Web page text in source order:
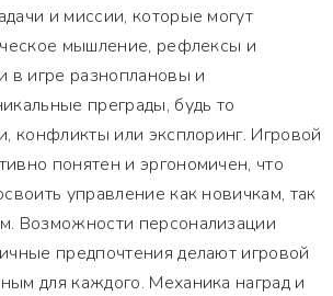
и миссии, которые могут
мышление, рефлексы и
в игре разноплановы и
преграды, будь то
конфликты или эксплоринг. Игровой
понятен и эргономичен, что
управление как новичкам, так
Возможности персонализации
предпочтения делают игровой
для каждого. Механика наград и